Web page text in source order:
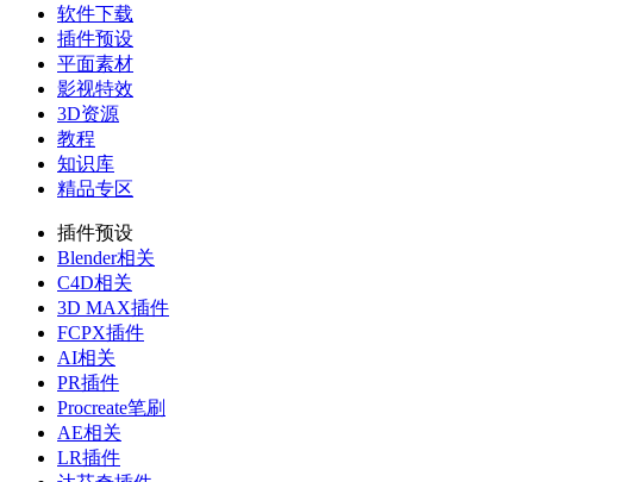
软件下载
插件预设
平面素材
影视特效
3D资源
教程
知识库
精品专区
插件预设
Blender相关
C4D相关
3D MAX插件
FCPX插件
AI相关
PR插件
Procreate笔刷
AE相关
LR插件